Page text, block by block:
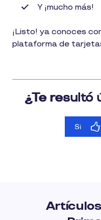
Y ¡mucho más!
¡Listo! ya conoces
plataforma de